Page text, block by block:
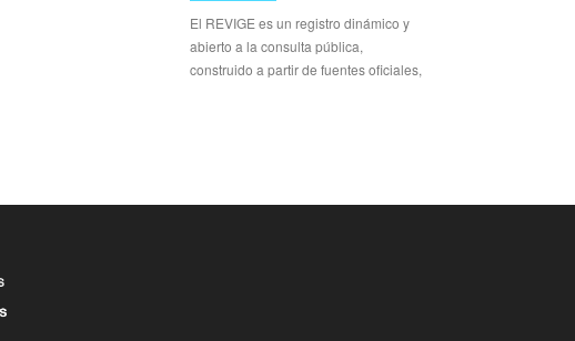
El REVIGE es un registro dinámico y
abierto a la consulta pública,
construido a partir de fuentes oficiales,